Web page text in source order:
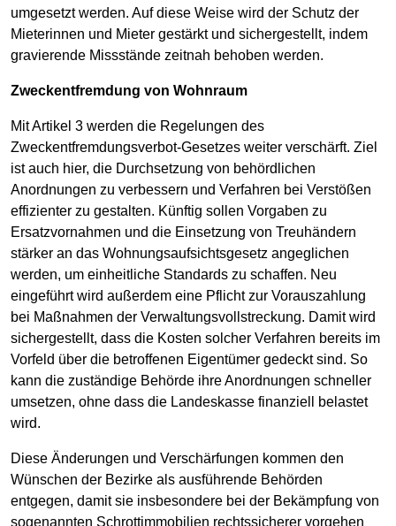
umgesetzt werden. Auf diese Weise wird der Schutz der
Mieterinnen und Mieter gestärkt und sichergestellt, indem
gravierende Missstände zeitnah behoben werden.
Zweckentfremdung von Wohnraum
Mit Artikel 3 werden die Regelungen des
Zweckentfremdungsverbot-Gesetzes weiter verschärft. Ziel
ist auch hier, die Durchsetzung von behördlichen
Anordnungen zu verbessern und Verfahren bei Verstößen
effizienter zu gestalten. Künftig sollen Vorgaben zu
Ersatzvornahmen und die Einsetzung von Treuhändern
stärker an das Wohnungsaufsichtsgesetz angeglichen
werden, um einheitliche Standards zu schaffen. Neu
eingeführt wird außerdem eine Pflicht zur Vorauszahlung
bei Maßnahmen der Verwaltungsvollstreckung. Damit wird
sichergestellt, dass die Kosten solcher Verfahren bereits im
Vorfeld über die betroffenen Eigentümer gedeckt sind. So
kann die zuständige Behörde ihre Anordnungen schneller
umsetzen, ohne dass die Landeskasse finanziell belastet
wird.
Diese Änderungen und Verschärfungen kommen den
Wünschen der Bezirke als ausführende Behörden
entgegen, damit sie insbesondere bei der Bekämpfung von
sogenannten Schrottimmobilien rechtssicherer vorgehen